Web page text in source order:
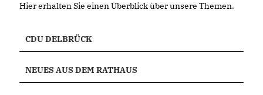
Hier erhalten Sie einen Überblick über unsere Themen.
CDU DELBRÜCK
NEUES AUS DEM RATHAUS